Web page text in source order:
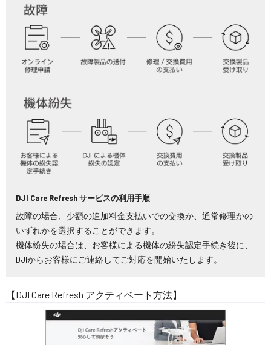
DJI Care Refresh サービスの利用手順
故障の場合、少額の追加料金支払いでの交換か、通常修理かの
いずれかを選択することができます。
機体紛失の場合は、お客様による機体の紛失認定手続き後に、
DJIからお客様にご連絡してご対応を開始いたします。
【DJI Care Refresh アクティベート方法】